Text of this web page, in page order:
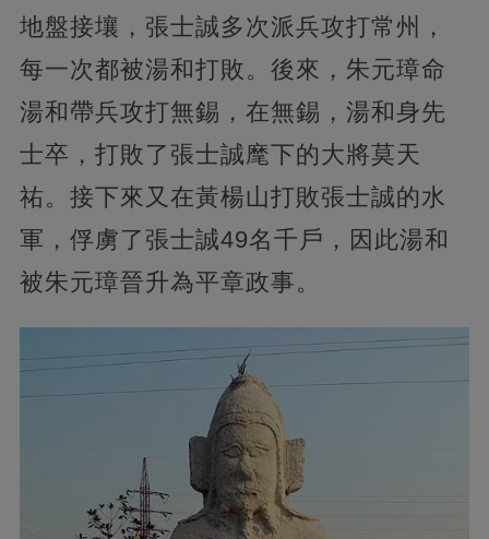
地盤接壤，張士誠多次派兵攻打常州，
每一次都被湯和打敗。後來，朱元璋命
湯和帶兵攻打無錫，在無錫，湯和身先
士卒，打敗了張士誠麾下的大將莫天
祐。接下來又在黃楊山打敗張士誠的水
軍，俘虜了張士誠49名千戶，因此湯和
被朱元璋晉升為平章政事。